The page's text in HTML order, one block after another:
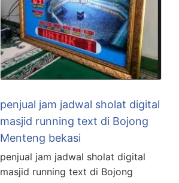
penjual jam jadwal sholat digital
masjid running text di Bojong
Menteng bekasi
penjual jam jadwal sholat digital
masjid running text di Bojong